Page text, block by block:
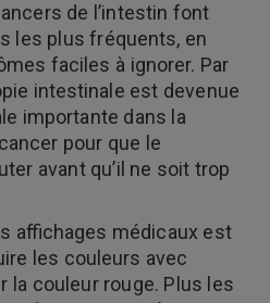
de l’intestin font
les plus fréquents, en
faciles à ignorer. Par
intestinale est devenue
importante dans la
pour que le
avant qu’il ne soit trop
affichages médicaux est
les couleurs avec
la couleur rouge. Plus les